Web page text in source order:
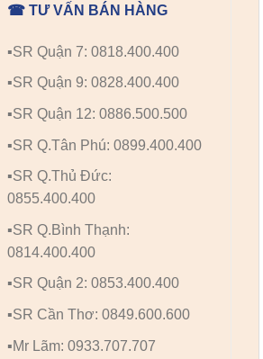
☎ TƯ VẤN BÁN HÀNG
▪️SR Quận 7: 0818.400.400
▪️SR Quận 9: 0828.400.400
▪️SR Quận 12: 0886.500.500
▪️SR Q.Tân Phú: 0899.400.400
▪️SR Q.Thủ Đức:
0855.400.400
▪️SR Q.Bình Thạnh:
0814.400.400
▪️SR Quận 2: 0853.400.400
▪️SR Cần Thơ: 0849.600.600
▪️Mr Lãm: 0933.707.707